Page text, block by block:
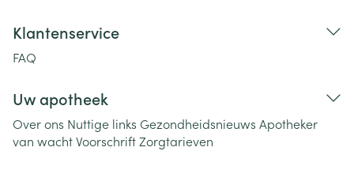
Klantenservice
FAQ
Uw apotheek
Over ons Nuttige links Gezondheidsnieuws Apotheker
van wachtVoorschriftZorgtarieven